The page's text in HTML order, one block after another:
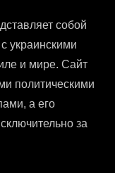
собой
украинскими
и мире. Сайт
политическими
а его
за